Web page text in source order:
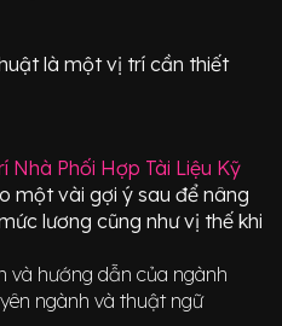
là một vị trícần thiết
Nhà Phối Hợp Tài Liệu Kỹ
một vài gợi ý sau để nâng
lương cũng như vị thế khi
và hướng dẫn của ngành
ngành và thuật ngữ